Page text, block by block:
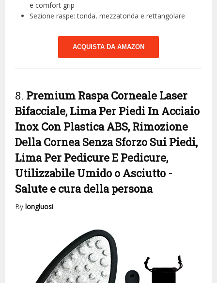
e comfort grip
Sezione raspe: tonda, mezzatonda e rettangolare
ACQUISTA DA AMAZON
8. Premium Raspa Corneale Laser
Bifacciale, Lima Per Piedi In Acciaio
Inox Con Plastica ABS, Rimozione
Della Cornea Senza Sforzo Sui Piedi,
Lima Per Pedicure E Pedicure,
Utilizzabile Umido o Asciutto -
Salute e cura della persona
Bylongluosi